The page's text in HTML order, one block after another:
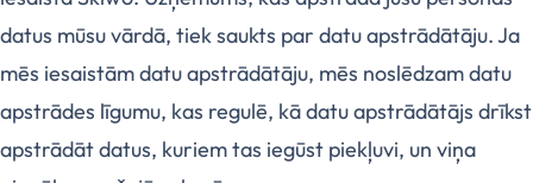
datus mūsu vārdā, tiek saukts par datu apstrādātāju. Ja
mēs iesaistām datu apstrādātāju, mēs noslēdzam datu
apstrādes līgumu, kas regulē, kā datu apstrādātājs drīkst
apstrādāt datus, kuriem tas iegūst piekļuvi, un viņa